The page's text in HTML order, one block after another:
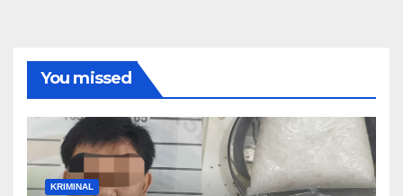
You missed
KRIMINAL